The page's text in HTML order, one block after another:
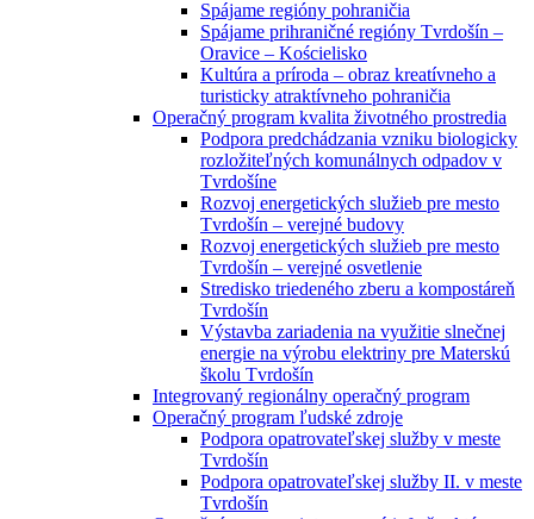
Spájame regióny pohraničia
Spájame prihraničné regióny Tvrdošín –
Oravice – Kościelisko
Kultúra a príroda – obraz kreatívneho a
turisticky atraktívneho pohraničia
Operačný program kvalita životného prostredia
Podpora predchádzania vzniku biologicky
rozložiteľných komunálnych odpadov v
Tvrdošíne
Rozvoj energetických služieb pre mesto
Tvrdošín – verejné budovy
Rozvoj energetických služieb pre mesto
Tvrdošín – verejné osvetlenie
Stredisko triedeného zberu a kompostáreň
Tvrdošín
Výstavba zariadenia na využitie slnečnej
energie na výrobu elektriny pre Materskú
školu Tvrdošín
Integrovaný regionálny operačný program
Operačný program ľudské zdroje
Podpora opatrovateľskej služby v meste
Tvrdošín
Podpora opatrovateľskej služby II. v meste
Tvrdošín